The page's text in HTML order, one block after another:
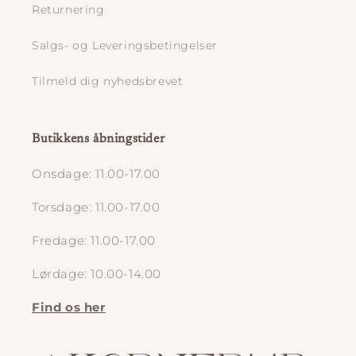
Returnering
Salgs- og Leveringsbetingelser
Tilmeld dig nyhedsbrevet
Butikkens åbningstider
Onsdage: 11.00-17.00
Torsdage: 11.00-17.00
Fredage: 11.00-17.00
Lørdage: 10.00-14.00
Find os her